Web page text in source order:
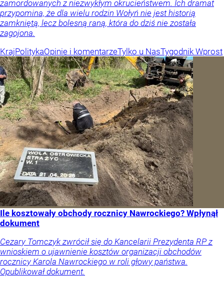
zamordowanych z niezwykłym okrucieństwem. Ich dramat
przypomina, że dla wielu rodzin Wołyń nie jest historią
zamkniętą, lecz bolesną raną, która do dziś nie została
zagojona.
KrajPolitykaOpinie i komentarzeTylko u NasTygodnik Wprost
Ile kosztowały obchody rocznicy Nawrockiego? Wpłynął
dokument
Cezary Tomczyk zwrócił się do Kancelarii Prezydenta RP z
wnioskiem o ujawnienie kosztów organizacji obchodów
rocznicy Karola Nawrockiego w roli głowy państwa.
Opublikował dokument.